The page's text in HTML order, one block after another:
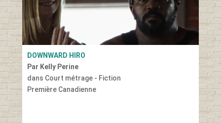
DOWNWARD HIRO
Par Kelly Perine
dans Court métrage - Fiction
Première Canadienne